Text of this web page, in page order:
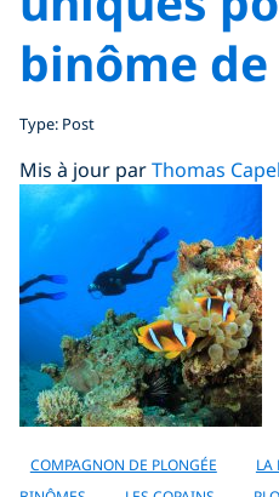
binôme
Type: Post
Mis à jour parThomas
COMPAGNON DE PLONGÉE
LA